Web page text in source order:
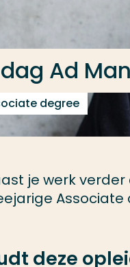
Ad
degree
je werk
deze